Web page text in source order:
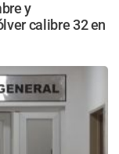
y
calibre 32 en